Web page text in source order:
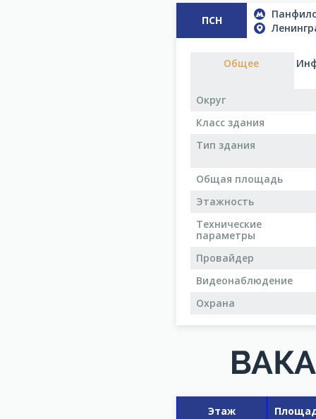
ПСН
Общее
Округ
Класс здания
Тип здания
Общая площадь
Этажность
Технические
параметры
Провайдер
Видеонаблюдение
Охрана
Этаж